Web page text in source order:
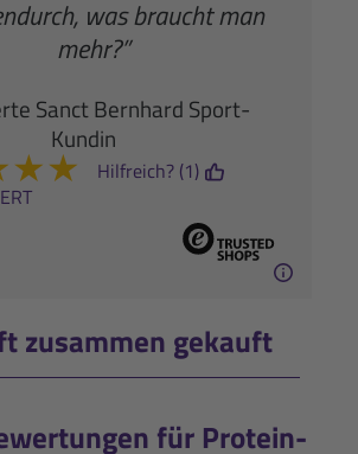
was braucht man
mehr?”
Sanct Bernhard Sport-
Kundin
★★ Hilfreich? (1)
zusammen gekauft
für Protein-